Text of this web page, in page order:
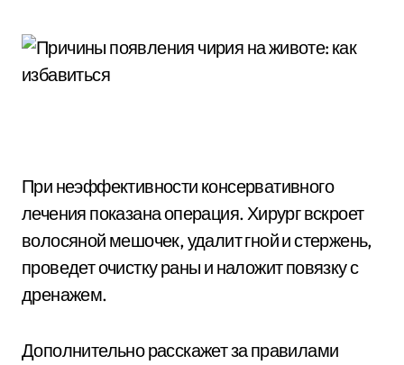
При неэффективности консервативного
лечения показана операция. Хирург вскроет
волосяной мешочек, удалит гной и стержень,
проведет очистку раны и наложит повязку с
дренажем.
Дополнительно расскажет за правилами